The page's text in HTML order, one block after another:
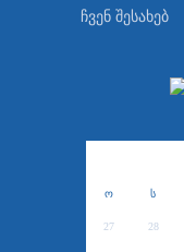
ჩვენ შესახებ
ო ს
27 28